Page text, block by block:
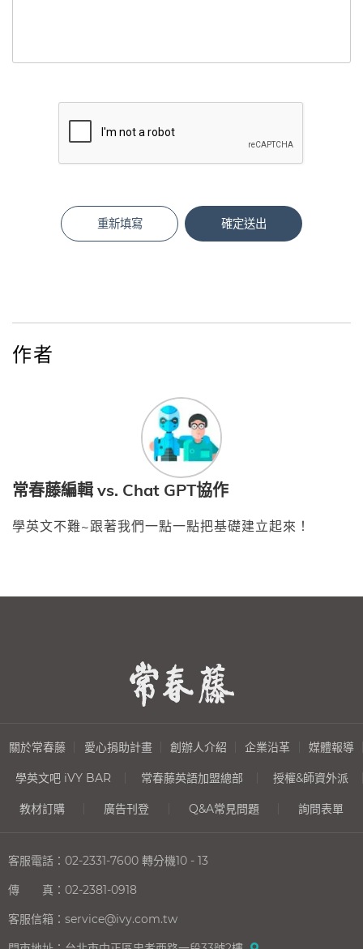
重新填寫 確定送出
作者
常春藤編輯 vs. Chat GPT協作
學英文不難~跟著我們一點一點把基礎建立起來！
關於常春藤 愛心捐助計畫 創辦人介紹 企業沿革 媒體報導
學英文吧 iVY BAR 常春藤英語加盟總部 授權&師資外派
教材訂購 廣告刊登 Q&A常見問題 詢問表單
客服電話： 02-2331-7600 轉分機10 - 13
傳 真： 02-2381-0918
客服信箱： service@ivy.com.tw